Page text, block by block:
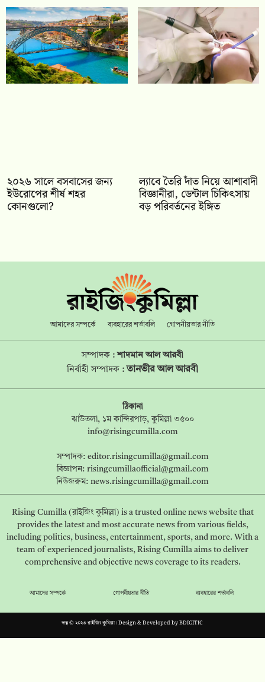
২০২৬ সালে বসবাসের জন্য
ইউরোপের শীর্ষ শহর
কোনগুলো?
ল্যাবে তৈরি দাঁত নিয়ে আশাবাদী
বিজ্ঞানীরা, ডেন্টাল চিকিৎসায়
বড় পরিবর্তনের ইঙ্গিত
আমাদের সম্পর্কে ব্যবহারের শর্তাবলি গোপনীয়তার নীতি
সম্পাদক :শাদমান আল আরবী
নির্বাহী সম্পাদক : তানভীর আল আরবী
ঠিকানা
ঝাউতলা, ১ম কান্দিরপাড়, কুমিল্লা ৩৫০০
info@risingcumilla.com
সম্পাদক: editor.risingcumilla@gmail.com
বিজ্ঞাপন: risingcumillaofficial@gmail.com
নিউজরুম: news.risingcumilla@gmail.com
Rising Cumilla (রাইজিং কুমিল্লা) is a trusted online news website that
provides the latest and most accurate news from various fields,
including politics, business, entertainment, sports, and more. With a
team of experienced journalists, Rising Cumilla aims to deliver
comprehensive and objective news coverage to its readers.
আমাদের সম্পর্কে গোপনীয়তার নীতি ব্যবহারের শর্তাবলি
স্বত্ব © ২০২৩ রাইজিং কুমিল্লা। Design & Developed byBDIGITIC